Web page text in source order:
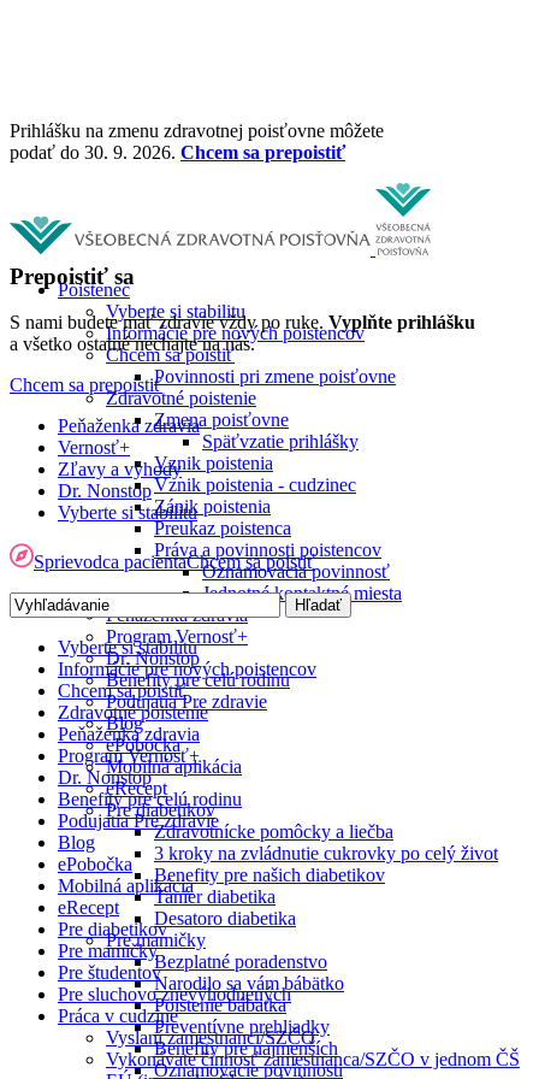
Prihlášku na zmenu zdravotnej poisťovne môžete
podať do 30. 9. 2026. Chcem sa prepoistiť
Poistenec
Vyberte si stabilitu
Informácie pre nových poistencov
Chcem sa poistiť
Povinnosti pri zmene poisťovne
Zdravotné poistenie
Zmena poisťovne
Späťvzatie prihlášky
Vznik poistenia
Vznik poistenia - cudzinec
Zánik poistenia
Preukaz poistenca
Práva a povinnosti poistencov
Oznamovacia povinnosť
Jednotné kontaktné miesta
Peňaženka zdravia
Program Vernosť+
Dr. Nonstop
Benefity pre celú rodinu
Podujatia Pre zdravie
Blog
ePobočka
Mobilná aplikácia
eRecept
Pre diabetikov
Zdravotnícke pomôcky a liečba
3 kroky na zvládnutie cukrovky po celý život
Benefity pre našich diabetikov
Tanier diabetika
Desatoro diabetika
Pre mamičky
Bezplatné poradenstvo
Narodilo sa vám bábätko
Poistenie bábätka
Preventívne prehliadky
Benefity pre najmenších
Oznamovacie povinnosti
Prepoistiť sa
S nami budete mať zdravie vždy po ruke. Vyplňte prihlášku
a všetko ostatné nechajte na nás.
Chcem sa prepoistiť
Peňaženka zdravia
Vernosť+
Zľavy a výhody
Dr. Nonstop
Vyberte si stabilitu
Sprievodca pacientaChcem sa poistiť
Vyberte si stabilitu
Informácie pre nových poistencov
Chcem sa poistiť
Zdravotné poistenie
Peňaženka zdravia
Program Vernosť+
Dr. Nonstop
Benefity pre celú rodinu
Podujatia Pre zdravie
Blog
ePobočka
Mobilná aplikácia
eRecept
Pre diabetikov
Pre mamičky
Pre študentov
Pre sluchovo znevýhodnených
Práca v cudzine
Vyslaní zamestnanci/SZČO
Vykonávate činnosť zamestnanca/SZČO v jednom ČŠ